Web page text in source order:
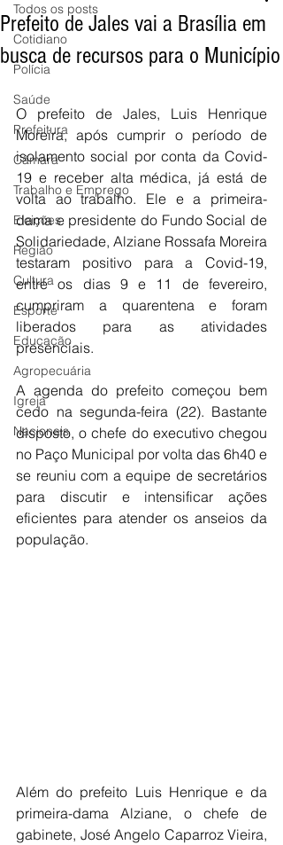
Todos os posts
Cotidiano
Polícia
Saúde
Prefeitura
Câmara
Trabalho e Emprego
Eleições
Região
Cultura
Esporte
Educação
Agropecuária
Igreja
Nacionais
Prefeito de Jales vai a Brasília em
busca de recursos para o Município
O prefeito de Jales, Luis Henrique
Moreira, após cumprir o período de
isolamento social por conta da Covid-
19 e receber alta médica, já está de
volta ao trabalho. Ele e a primeira-
dama e presidente do Fundo Social de
Solidariedade, Alziane Rossafa Moreira
testaram positivo para a Covid-19,
entre os dias 9 e 11 de fevereiro,
cumpriram a quarentena e foram
liberados para as atividades
presenciais.
A agenda do prefeito começou bem
cedo na segunda-feira (22). Bastante
disposto, o chefe do executivo chegou
no Paço Municipal por volta das 6h40 e
se reuniu com a equipe de secretários
para discutir e intensificar ações
eficientes para atender os anseios da
população.
Além do prefeito Luis Henrique e da
primeira-dama Alziane, o chefe de
gabinete, José Angelo Caparroz Vieira,